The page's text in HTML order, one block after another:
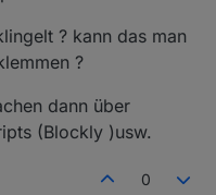
? kann das man
?
dann über
(Blockly )usw.
0